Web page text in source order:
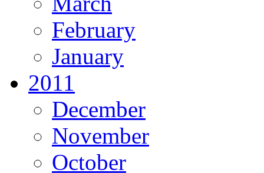
February
January
2011
December
November
October